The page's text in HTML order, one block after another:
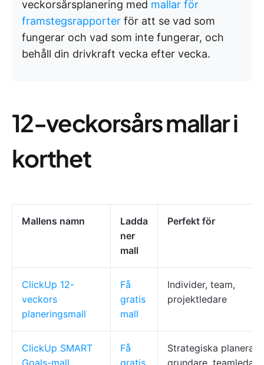
veckorsårsplanering med mallar för
framstegsrapporter för att se vad som
fungerar och vad som inte fungerar, och
behåll din drivkraft vecka efter vecka.
12-veckorsårs mallar i
korthet
Mallens namn
Ladda
ner
mall
Perfekt för
ClickUp 12-
veckors
planeringsmall
Få
gratis
mall
Individer, team,
projektledare
ClickUp SMART
Goals-mall
Få
gratis
Strategiska
grundare, teamledare